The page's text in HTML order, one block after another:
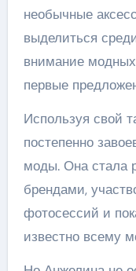
необычные
выделиться
внимание
первые
Используя свой
постепенно
моды. Она стала
брендами,
фотосессий и
известно всему